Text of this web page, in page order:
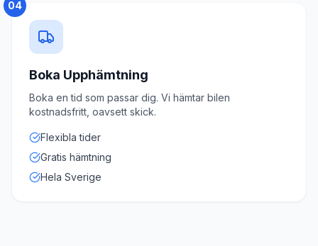
04
Boka Upphämtning
Boka en tid som passar dig. Vi hämtar bilen
kostnadsfritt, oavsett skick.
Flexibla tider
Gratis hämtning
Hela Sverige